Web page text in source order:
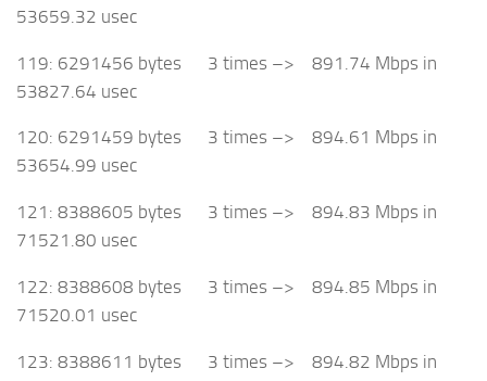
53659.32 usec
119: 6291456 bytes 3 times –> 891.74 Mbps in
53827.64 usec
120: 6291459 bytes 3 times –> 894.61 Mbps in
53654.99 usec
121: 8388605 bytes 3 times –> 894.83 Mbps in
71521.80 usec
122: 8388608 bytes 3 times –> 894.85 Mbps in
71520.01 usec
123: 8388611 bytes 3 times –> 894.82 Mbps in